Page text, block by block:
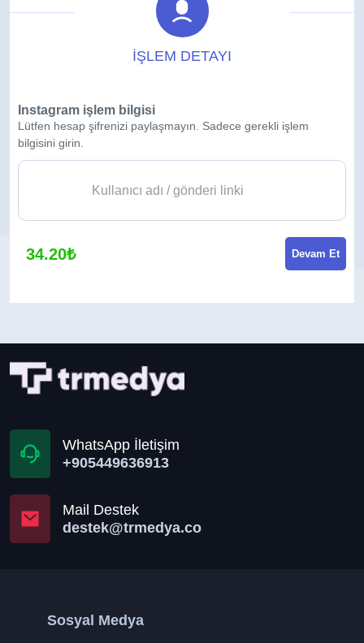
İŞLEM DETAYI
Instagram işlem bilgisi
Lütfen hesap şifrenizi paylaşmayın. Sadece gerekli işlem
bilgisini girin.
34.20₺ Devam Et
WhatsApp İletişim
+905449636913
Mail Destek
destek@trmedya.co
Sosyal Medya